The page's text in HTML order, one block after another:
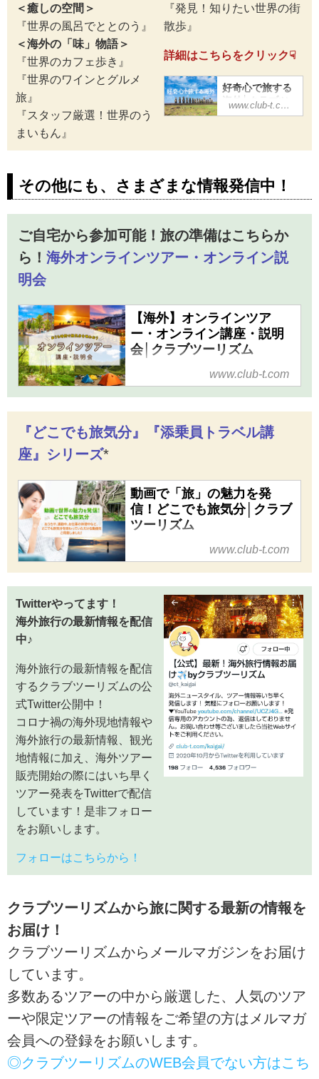
＜癒しの空間＞
『世界の風呂でととのう』
＜海外の「味」物語＞
『世界のカフェ歩き』
『世界のワインとグルメ
旅』
『スタッフ厳選！世界のう
まいもん』
『発見！知りたい世界の街
散歩』
詳細はこちらをクリック☟
好奇心で旅する
海外│クラブツ
ーリズム
介！世界の芸術や
歴史、鉄道、グル
んか？
www.club-t.com
その他にも、さまざまな情報発信中！
ご自宅から参加可能！旅の準備はこちらか
ら！ 海外オンラインツアー・オンライン説
明会
【海外】オンラインツア
ー・オンライン講座・説明
会│クラブツーリズム
海外のオンラインツアー・オン
ライン講座・説明会ならクラブ
見が見つかる、おうち時間で旅
気分を味わおう！
www.club-t.com
『どこでも旅気分』『添乗員トラベル講
座』シリーズ*
動画で「旅」の魅力を発
信！どこでも旅気分│クラブ
ツーリズム
クラブツーリズムの動画で
「旅」の魅力を発信！どこでも
仕事の休憩中など、隙間時間を
利用して「どこでも旅気分」を
味わっていただける動画をご用
意しました！海外観光地情報
や、旅のコンシェルジュがご案
内する旅深講座、人気観光地な
ど、旅のおすすめ情報や、旅行
に役立つ知識など旅行をより楽
しむ幅広い情報をお届けします
♪
www.club-t.com
Twitterやってます！
海外旅行の最新情報を配信
中♪
海外旅行の最新情報を配信
するクラブツーリズムの公
式Twitter公開中！
コロナ禍の海外現地情報や
海外旅行の最新情報、観光
地情報に加え、海外ツアー
販売開始の際にはいち早く
ツアー発表をTwitterで配信
しています！是非フォロー
をお願いします。
フォローはこちらから！
クラブツーリズムから旅に関する最新の情報を
お届け！
クラブツーリズムからメールマガジンをお届け
しています。
多数あるツアーの中から厳選した、人気のツア
ーや限定ツアーの情報をご希望の方はメルマガ
会員への登録をお願いします。
◎クラブツーリズムのWEB会員でない方はこち